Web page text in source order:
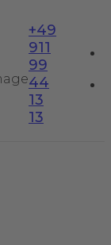
+49
911
99
44
13
13